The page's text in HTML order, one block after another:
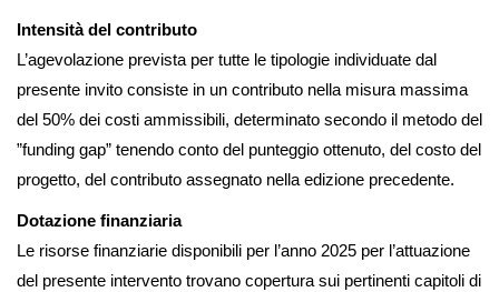
Intensità del contributo
L’agevolazione prevista per tutte le tipologie individuate dal
presente invito consiste in un contributo nella misura massima
del 50% dei costi ammissibili, determinato secondo il metodo del
”funding gap” tenendo conto del punteggio ottenuto, del costo del
progetto, del contributo assegnato nella edizione precedente.
Dotazione finanziaria
Le risorse finanziarie disponibili per l’anno 2025 per l’attuazione
del presente intervento trovano copertura sui pertinenti capitoli di